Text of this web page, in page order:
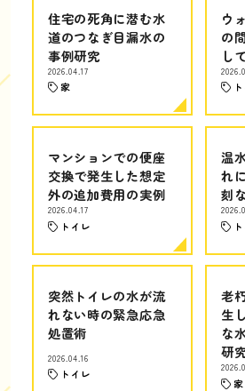
住宅の死角に潜む水
道のつなぎ目漏水の
事例研究
2026.04.17
家
ウ
の
し
マンションでの便座
交換で発生した想定
外の追加費用の実例
2026.04.17
トイレ
温
れ
刻
突然トイレの水が流
れない時の緊急応急
処置術
2026.04.16
トイレ
老
生
な
研
家